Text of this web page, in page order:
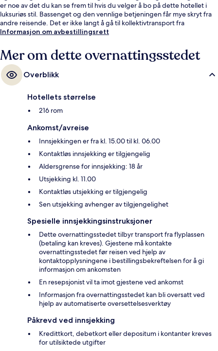
er noe av det du kan se frem til hvis du velger å bo på dette hotellet i
luksuriøs stil. Bassenget og den vennlige betjeningen får mye skryt fra
andre reisende. Det er ikke langt å gå til kollektivtransport fra
overnattingsstedet: Det tar 5 minutter å gå til Syntagma stasjon og 7
Informasjon om avbestillingsrett
Mer om dette overnattingsstedet
Overblikk
Hotellets størrelse
216 rom
Ankomst/avreise
Innsjekkingen er fra kl. 15.00 til kl. 06.00
Kontaktløs innsjekking er tilgjengelig
Aldersgrense for innsjekking: 18 år
Utsjekking kl. 11.00
Kontaktløs utsjekking er tilgjengelig
Sen utsjekking avhenger av tilgjengelighet
Spesielle innsjekkingsinstruksjoner
Dette overnattingsstedet tilbyr transport fra flyplassen
(betaling kan kreves). Gjestene må kontakte
overnattingsstedet før reisen ved hjelp av
kontaktopplysningene i bestillingsbekreftelsen for å gi
informasjon om ankomsten
En resepsjonist vil ta imot gjestene ved ankomst
Informasjon fra overnattingsstedet kan bli oversatt ved
hjelp av automatiserte oversettelsesverktøy
Påkrevd ved innsjekking
Kredittkort, debetkort eller depositum i kontanter kreves
for utilsiktede utgifter